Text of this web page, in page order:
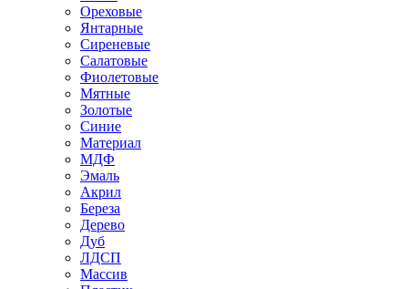
Ореховые
Янтарные
Сиреневые
Салатовые
Фиолетовые
Мятные
Золотые
Синие
Материал
МДФ
Эмаль
Акрил
Береза
Дерево
Дуб
ЛДСП
Массив